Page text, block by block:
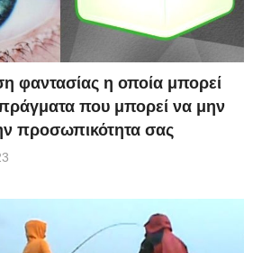
φαντασίας η οποία μπορεί
που μπορεί να μην
προσωπικότητα σας